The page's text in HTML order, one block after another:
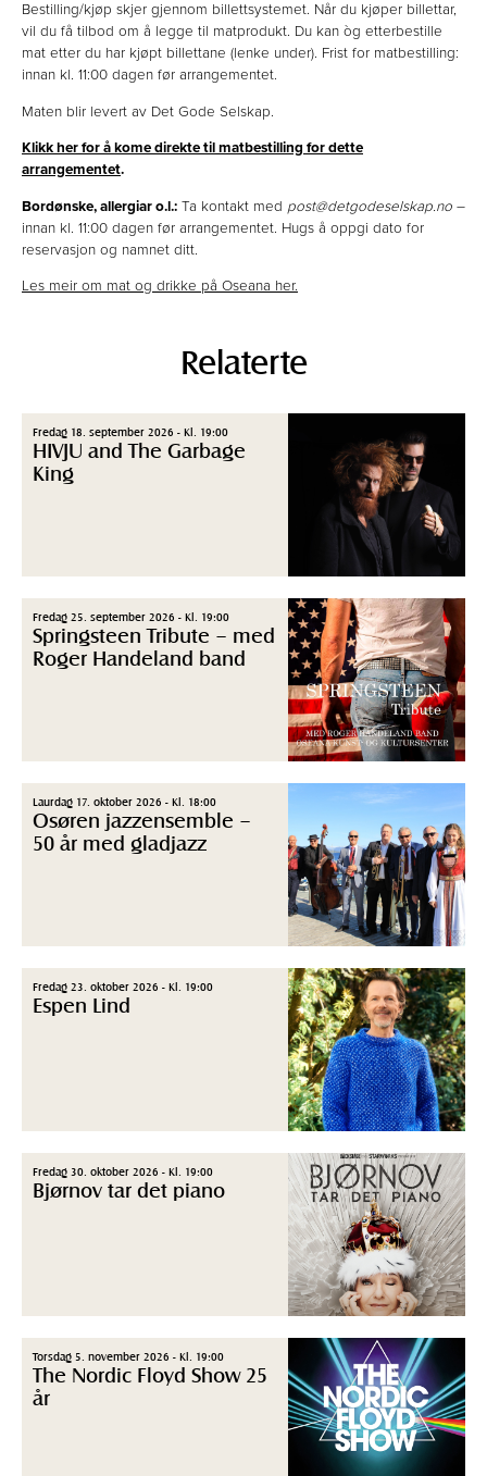
Bestilling/kjøp skjer gjennom billettsystemet. Når du kjøper billettar,
vil du få tilbod om å legge til matprodukt. Du kan òg etterbestille
mat etter du har kjøpt billettane (lenke under). Frist for matbestilling:
innan kl. 11:00 dagen før arrangementet.
Maten blir levert av Det Gode Selskap.
Klikk her for å kome direkte til matbestilling for dette
arrangementet.
Bordønske, allergiar o.l.: Ta kontakt med post@detgodeselskap.no –
innan kl. 11:00 dagen før arrangementet. Hugs å oppgi dato for
reservasjon og namnet ditt.
Les meir om mat og drikke på Oseana her.
Relaterte
Fredag 18. september 2026 - Kl. 19:00
HIVJU and The Garbage
King
Fredag 25. september 2026 - Kl. 19:00
Springsteen Tribute – med
Roger Handeland band
Laurdag 17. oktober 2026 - Kl. 18:00
Osøren jazzensemble –
50 år med gladjazz
Fredag 23. oktober 2026 - Kl. 19:00
Espen Lind
Fredag 30. oktober 2026 - Kl. 19:00
Bjørnov tar det piano
Torsdag 5. november 2026 - Kl. 19:00
The Nordic Floyd Show 25
år